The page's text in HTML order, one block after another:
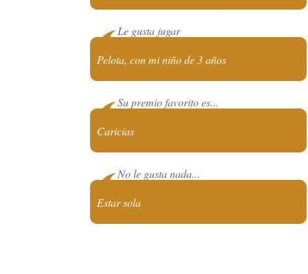
Le gusta jugar
Pelota, con mi niño de 3 años
Su premio favorito es...
Caricias
No le gusta nada...
Estar sola